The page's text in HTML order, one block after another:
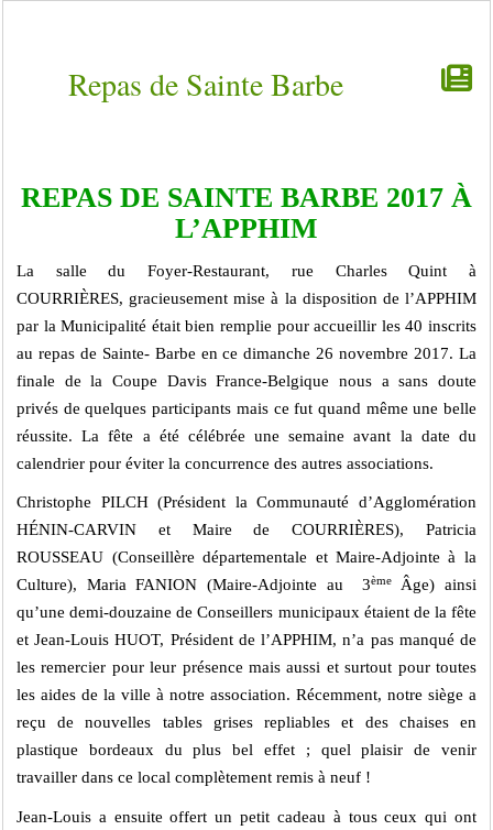
Repas de Sainte Barbe
REPAS DE SAINTE BARBE 2017 À
L’APPHIM
La salle du Foyer-Restaurant, rue Charles Quint à
COURRIÈRES, gracieusement mise à la disposition de l’APPHIM
par la Municipalité était bien remplie pour accueillir les 40 inscrits
au repas de Sainte- Barbe en ce dimanche 26 novembre 2017. La
finale de la Coupe Davis France-Belgique nous a sans doute
privés de quelques participants mais ce fut quand même une belle
réussite. La fête a été célébrée une semaine avant la date du
calendrier pour éviter la concurrence des autres associations.
Christophe PILCH (Président la Communauté d’Agglomération
HÉNIN-CARVIN et Maire de COURRIÈRES), Patricia
ROUSSEAU (Conseillère départementale et Maire-Adjointe à la
Culture), Maria FANION (Maire-Adjointe au 3èmeÂge) ainsi
qu’une demi-douzaine de Conseillers municipaux étaient de la fête
et Jean-Louis HUOT, Président de l’APPHIM, n’a pas manqué de
les remercier pour leur présence mais aussi et surtout pour toutes
les aides de la ville à notre association. Récemment, notre siège a
reçu de nouvelles tables grises repliables et des chaises en
plastique bordeaux du plus bel effet ; quel plaisir de venir
travailler dans ce local complètement remis à neuf !
Jean-Louis a ensuite offert un petit cadeau à tous ceux qui ont